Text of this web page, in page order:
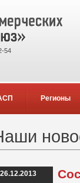
54
Регионы
26.12.2013